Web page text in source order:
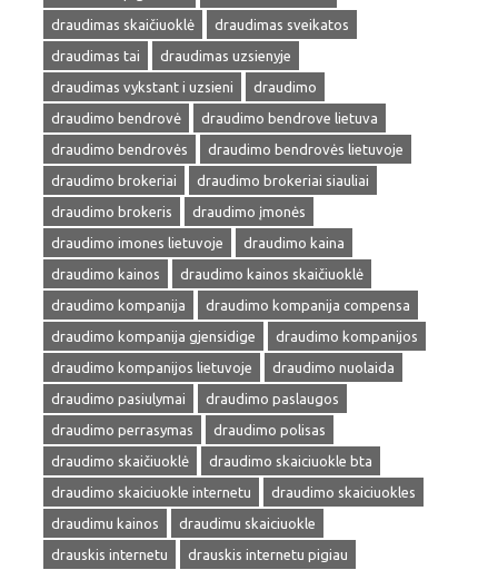
draudimas skaičiuoklė
draudimas sveikatos
draudimas tai
draudimas uzsienyje
draudimas vykstant i uzsieni
draudimo
draudimo bendrovė
draudimo bendrove lietuva
draudimo bendrovės
draudimo bendrovės lietuvoje
draudimo brokeriai
draudimo brokeriai siauliai
draudimo brokeris
draudimo įmonės
draudimo imones lietuvoje
draudimo kaina
draudimo kainos
draudimo kainos skaičiuoklė
draudimo kompanija
draudimo kompanija compensa
draudimo kompanija gjensidige
draudimo kompanijos
draudimo kompanijos lietuvoje
draudimo nuolaida
draudimo pasiulymai
draudimo paslaugos
draudimo perrasymas
draudimo polisas
draudimo skaičiuoklė
draudimo skaiciuokle bta
draudimo skaiciuokle internetu
draudimo skaiciuokles
draudimu kainos
draudimu skaiciuokle
drauskis internetu
drauskis internetu pigiau